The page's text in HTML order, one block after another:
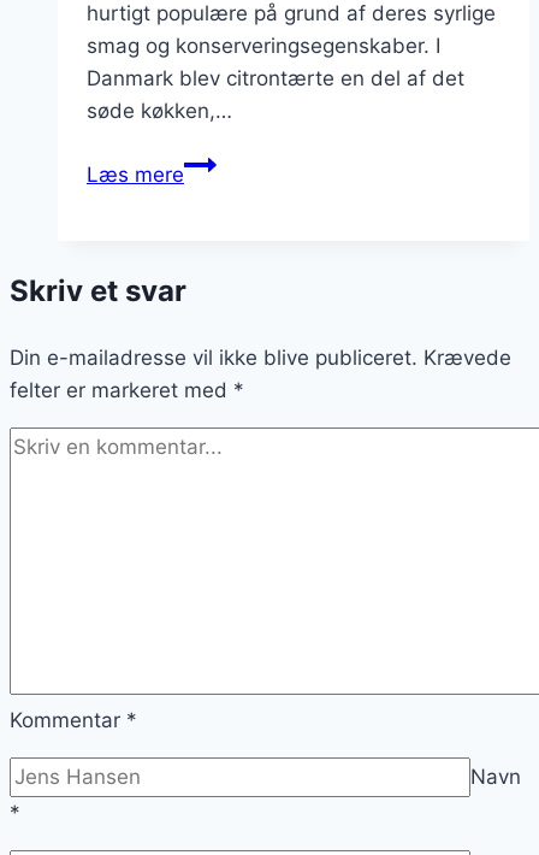
hurtigt populære på grund af deres syrlige
smag og konserveringsegenskaber. I
Danmark blev citrontærte en del af det
søde køkken,…
Læs mereCitrontærte
lækkerhed
Skriv et svar
Din e-mailadresse vil ikke blive publiceret. Krævede
felter er markeret med *
Kommentar *
Navn
*